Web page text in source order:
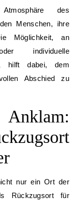
des
Menschen, ihre
Möglichkeit, an
individuelle
hilft dabei, dem
Abschied zu
nur ein Ort der
Rückzugsort für